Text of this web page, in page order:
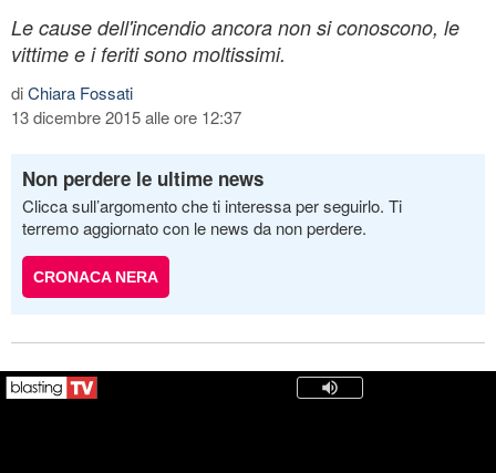
Le cause dell'incendio ancora non si conoscono, le
vittime e i feriti sono moltissimi.
diChiara Fossati
13 dicembre 2015 alle ore 12:37
Non perdere le ultime news
Clicca sull’argomento che ti interessa per seguirlo. Ti
terremo aggiornato con le news da non perdere.
CRONACA NERA